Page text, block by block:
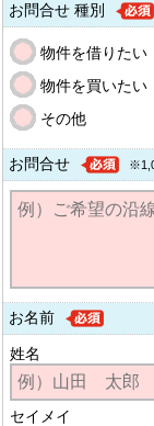
お問合せ 種別
物件を借りたい
物件を買いたい
その他
お問合せ
お名前
姓名
セイメイ